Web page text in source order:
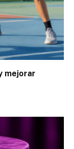
mejorar